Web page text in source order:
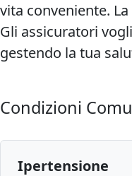
vita conveniente.
Gli assicuratori
gestendo la tua
Condizioni
Ipertensione